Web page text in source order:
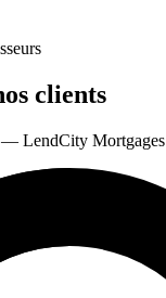
clients
— LendCity Mortgages